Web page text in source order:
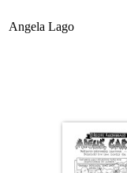
Angela Lago